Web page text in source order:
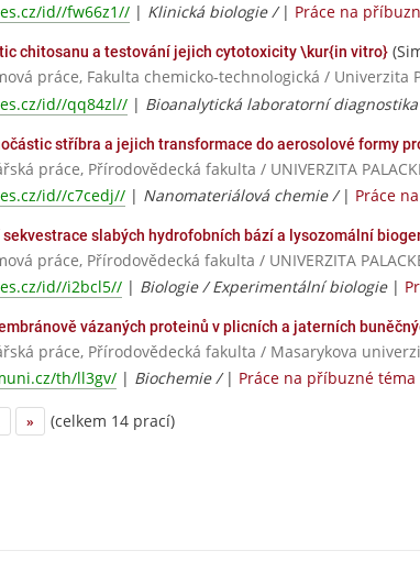
id//fw66z1// | Klinická biologie / | Práce na
chitosanu a testování jejich cytotoxicity \kur{in vitro}
práce, Fakulta chemicko-technologická / Univerzita
id//qq84zl// | Bioanalytická laboratorní
stříbra a jejich transformace do aerosolové formy
práce, Přírodovědecká fakulta / UNIVERZITA
id//c7cedj// | Nanomateriálová chemie / | Práce
sekvestrace slabých hydrofobních bází a lysozomální
práce, Přírodovědecká fakulta / UNIVERZITA
id//i2bcl5// | Biologie / Experimentální biologie|
vázaných proteinů v plicních a jaterních
práce, Přírodovědecká fakulta / Masarykova
th/ll3gv/ | Biochemie / | Práce na příbuzné téma
» (celkem 14 prací)